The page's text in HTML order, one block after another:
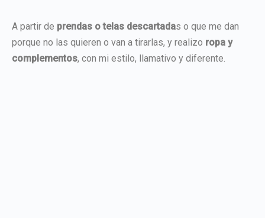
A partir de prendas o telas descartadas o que me dan
porque no las quieren o van a tirarlas, y realizo ropa y
complementos, con mi estilo, llamativo y diferente.